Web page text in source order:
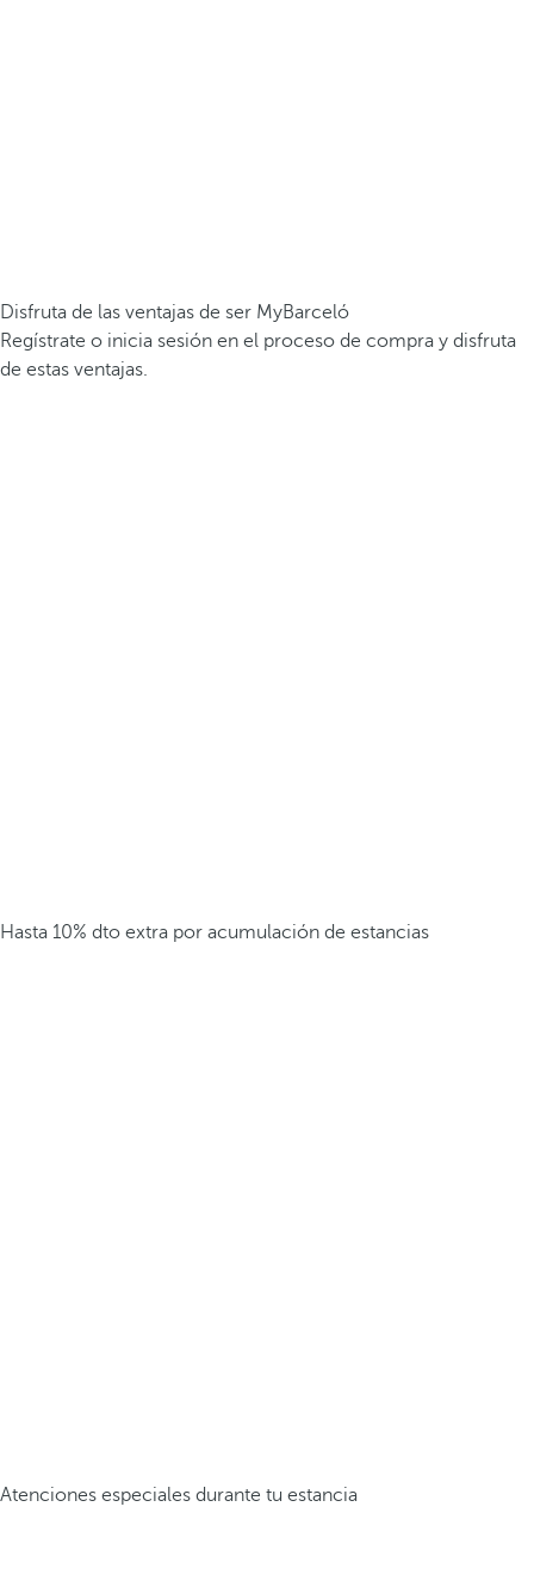
Disfruta de las ventajas de ser MyBarceló
Regístrate o inicia sesión en el proceso de compra y disfruta
de estas ventajas.
Hasta 10% dto extra por acumulación de estancias
Atenciones especiales durante tu estancia